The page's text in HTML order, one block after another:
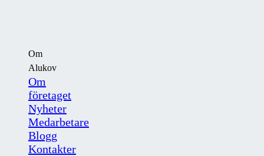
Om
Alukov
Om
företaget
Nyheter
Medarbetare
Blogg
Kontakter